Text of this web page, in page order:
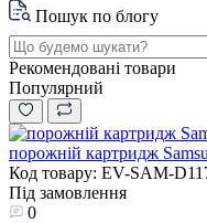
Пошук по блогу
Рекомендовані товари
Популярний
порожній картридж
Код товару: EV-SAM-
Під замовлення
0